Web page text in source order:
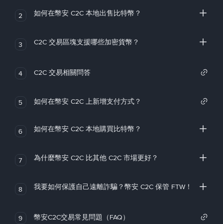
2 如何在幣安 C2C 本地出售比特幣？
3 C2C 交易區塊支援哪些加密貨幣？
4 C2C 交易相關問答
5 如何在幣安 C2C 上新增支付方式？
6 如何在幣安 C2C 本地購買比特幣？
7 為什麼幣安 C2C 比其他 C2C 市場更好？
8 我要如何保護自己遠離詐騙？幣安 C2C 保管 FTW！
9 幣安C2C交易常見問題（FAQ）